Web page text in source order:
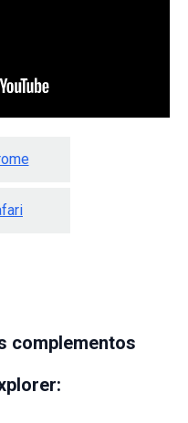
complementos